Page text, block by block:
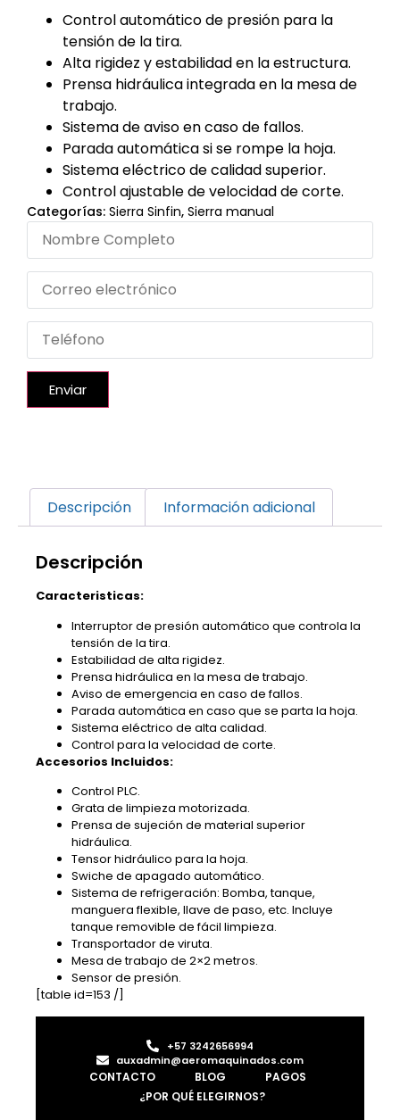
Control automático de presión para la
tensión de la tira.
Alta rigidez y estabilidad en la estructura.
Prensa hidráulica integrada en la mesa de
trabajo.
Sistema de aviso en caso de fallos.
Parada automática si se rompe la hoja.
Sistema eléctrico de calidad superior.
Control ajustable de velocidad de corte.
Categorías: Sierra Sinfin, Sierra manual
Enviar
Descripción Información adicional
Descripción
Caracteristicas:
Interruptor de presión automático que controla la
tensión de la tira.
Estabilidad de alta rigidez.
Prensa hidráulica en la mesa de trabajo.
Aviso de emergencia en caso de fallos.
Parada automática en caso que se parta la hoja.
Sistema eléctrico de alta calidad.
Control para la velocidad de corte.
Accesorios Incluidos:
Control PLC.
Grata de limpieza motorizada.
Prensa de sujeción de material superior
hidráulica.
Tensor hidráulico para la hoja.
Swiche de apagado automático.
Sistema de refrigeración: Bomba, tanque,
manguera flexible, llave de paso, etc. Incluye
tanque removible de fácil limpieza.
Transportador de viruta.
Mesa de trabajo de 2×2 metros.
Sensor de presión.
[table id=153 /]